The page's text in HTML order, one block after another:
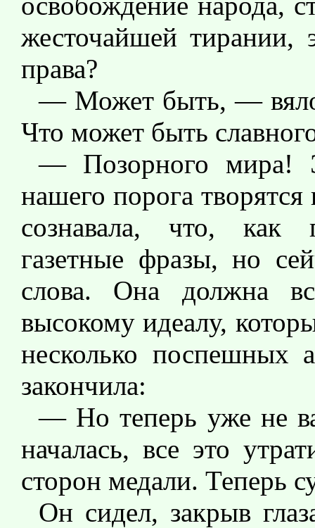
жесточайшей тирании,
права?
— Может быть, —
Что может быть
— Позорного мира!
нашего порога
сознавала, что, как
газетные фразы, но
слова. Она должна
высокому идеалу,
несколько поспешных
закончила:
— Но теперь уже не
началась, все это
сторон медали. Теперь
Он сидел, закрыв